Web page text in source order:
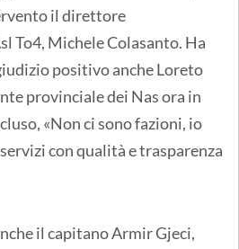
il direttore
To4, Michele Colasanto. Ha
positivo anche Loreto
provinciale dei Nas ora in
«Non ci sono fazioni, io
con qualità e trasparenza
il capitano Armir Gjeci,